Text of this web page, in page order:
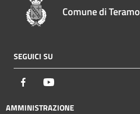
Comune di Teramo
SEGUICI SU
Facebook
AMMINISTRAZIONE